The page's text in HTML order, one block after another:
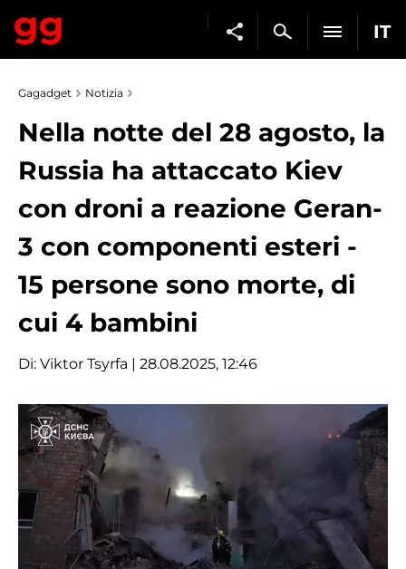
IT
Gagadget Notizia
Nella notte del 28 agosto, la
Russia ha attaccato Kiev
con droni a reazione Geran-
3 con componenti esteri -
15 persone sono morte, di
cui 4 bambini
Di: Viktor Tsyrfa | 28.08.2025, 12:46